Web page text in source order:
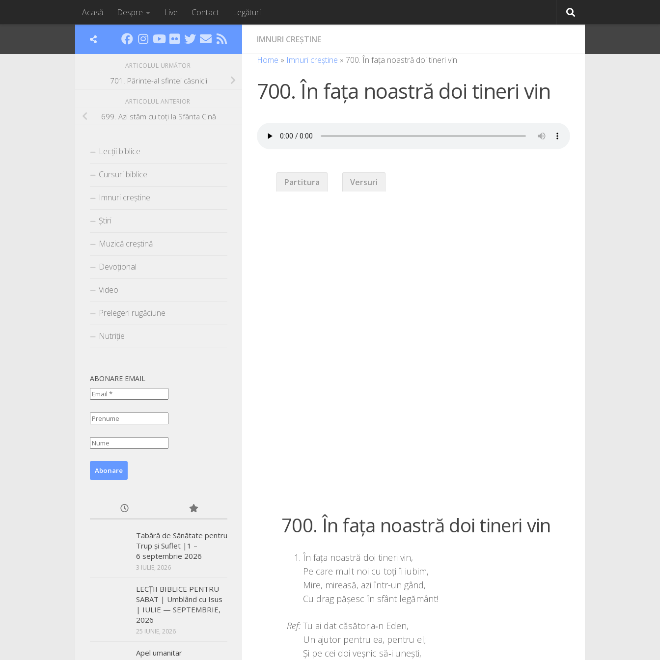
Acasă Despre Live Contact Legături
IMNURI CREȘTINE
Home » Imnuri creștine » 700. În faţa noastră doi tineri vin
700. În faţa noastră doi tineri vin
Partitura Versuri
700. În faţa noastră doi tineri vin
În fața noas­tră doi tineri vin,
Pe care mult noi cu toți îi iubim,
Mire, mirea­să, azi într-un gând,
Cu drag pășesc în sfânt legământ!
Tu ai dat căsătoria‑n Eden,
Un aju­tor pen­tru ea, pen­tru el;
Și pe cei doi veș­nic să‑i unești,
ARTICOLUL URMĂTOR
701. Părinte-al sfintei căsnicii
ARTICOLUL ANTERIOR
699. Azi stăm cu toţi la Sfânta Cină
Lecții biblice
Cursuri biblice
Imnuri creștine
Știri
Muzică creștină
Devoțional
Video
Prelegeri rugăciune
Nutriție
ABONARE EMAIL
Tabără de Sănătate pentru
Trup și Suflet |1 –
6 septembrie 2026
3 IULIE, 2026
LECŢII BIBLICE PENTRU
SABAT | Umblând cu Isus
| IULIE — SEPTEMBRIE,
2026
25 IUNIE, 2026
Apel umanitar